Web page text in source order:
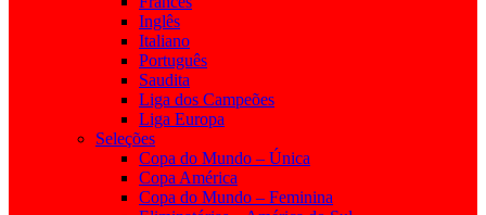
Inglês
Italiano
Português
Saudita
Liga dos Campeões
Liga Europa
Seleções
Copa do Mundo – Única
Copa América
Copa do Mundo – Feminina